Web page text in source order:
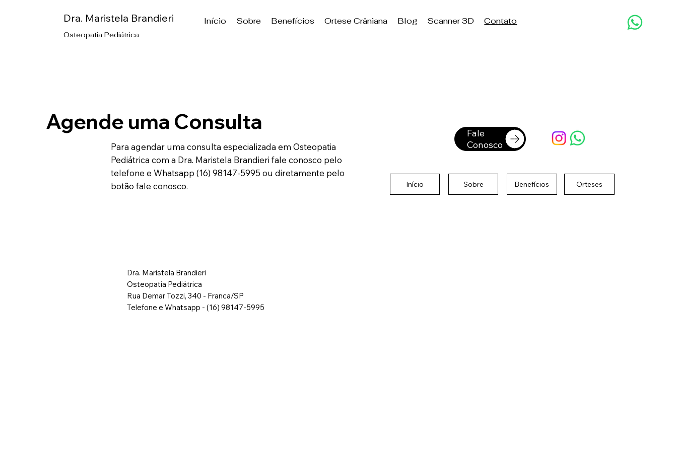
Dra. Maristela Brandieri
Osteopatia Pediátrica
Início Sobre Benefícios Ortese Crâniana Blog Scanner 3D Contato
Agende uma Consulta
Para agendar uma consulta especializada em Osteopatia
Pediátrica com a Dra. Maristela Brandieri fale conosco pelo
telefone e Whatsapp (16) 98147-5995 ou diretamente pelo
botão fale conosco.
Início
Fale
Conosco
Sobre Benefícios Orteses
Dra. Maristela Brandieri
Osteopatia Pediátrica
Rua Demar Tozzi, 340 - Franca/SP
Telefone e Whatsapp - (16) 98147-5995